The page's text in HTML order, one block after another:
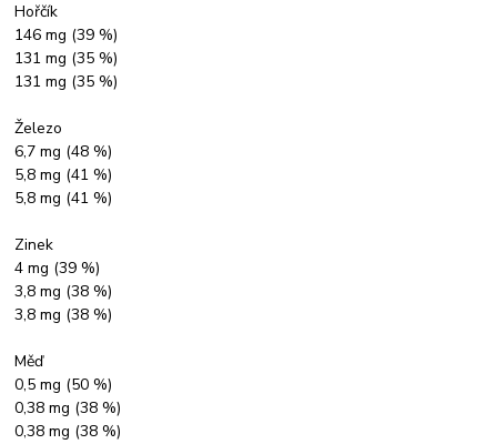
Hořčík
146 mg (39 %)
131 mg (35 %)
131 mg (35 %)
Železo
6,7 mg (48 %)
5,8 mg (41 %)
5,8 mg (41 %)
Zinek
4 mg (39 %)
3,8 mg (38 %)
3,8 mg (38 %)
Měď
0,5 mg (50 %)
0,38 mg (38 %)
0,38 mg (38 %)